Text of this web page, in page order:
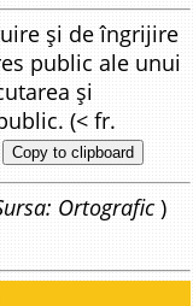
și de îngrijire
public ale unui
și
(< fr.
Copy to clipboard
Ortografic )